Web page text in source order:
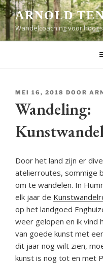
Ga
naar
de
inhoud
ARNOLD
Wandelcoaching voor
GEPLAATST
MEI 16, 2018 DOOR
Wandeling:
Door het land zijn er
atelierroutes, sommige
om te wandelen. In
elk jaar de
op het landgoed
weer gelopen en ik vind
van goede kunst met
dit jaar nog wilt zien,
kunst is nog tot en met